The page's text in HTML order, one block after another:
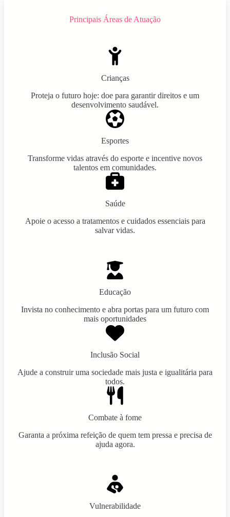
Principais Áreas de Atuação
Crianças
Proteja o futuro hoje: doe para garantir direitos e um
desenvolvimento saudável.
Esportes
Transforme vidas através do esporte e incentive novos
talentos em comunidades.
Saúde
Apoie o acesso a tratamentos e cuidados essenciais para
salvar vidas.
Educação
Invista no conhecimento e abra portas para um futuro com
mais oportunidades
Inclusão Social
Ajude a construir uma sociedade mais justa e igualitária para
todos.
Combate à fome
Garanta a próxima refeição de quem tem pressa e precisa de
ajuda agora.
Vulnerabilidade